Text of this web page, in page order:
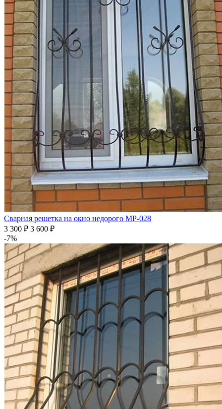
Сварная решетка на окно недорого МР-028
3 300 ₽ 3 600 ₽
-7%